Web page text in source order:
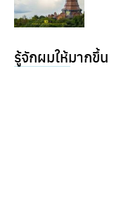
รู้จักผมให้มากขึ้น